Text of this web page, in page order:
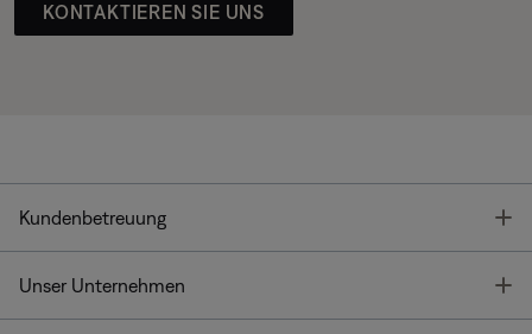
KONTAKTIEREN SIE UNS
Kundenbetreuung
Unser Unternehmen